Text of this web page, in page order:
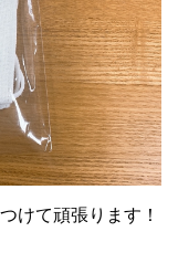
けて頑張ります！